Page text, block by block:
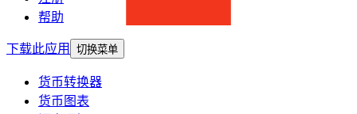
帮助
下载此应用
切换菜单
货币转换器
货币图表